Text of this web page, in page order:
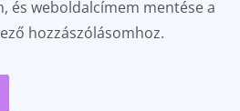
és weboldalcímem mentése a
hozzászólásomhoz.